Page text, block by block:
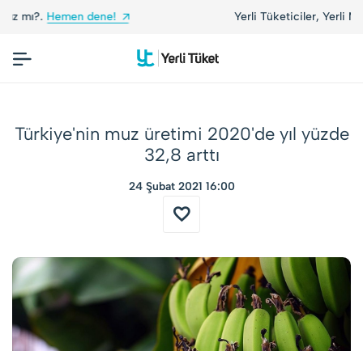
Yerli Tüketiciler, Yerli Markalarla Buluşuyor!
Türkiye'nin muz üretimi 2020'de yıl yüzde
32,8 arttı
24 Şubat 2021 16:00